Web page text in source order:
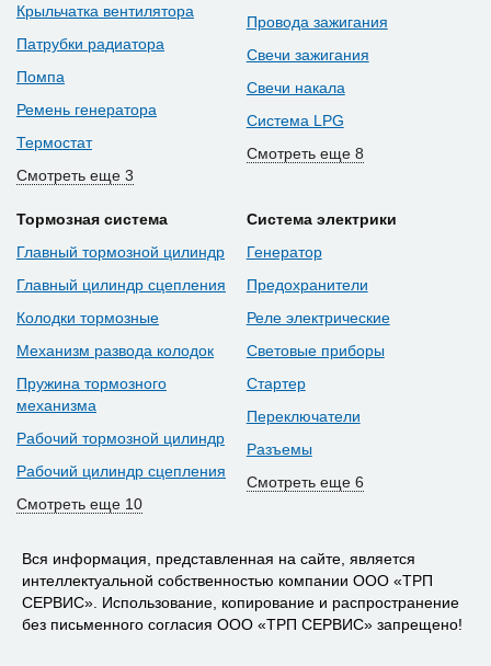
Крыльчатка вентилятора
Патрубки радиатора
Помпа
Ремень генератора
Термостат
Смотреть еще 3
Провода зажигания
Свечи зажигания
Свечи накала
Система LPG
Смотреть еще 8
Тормозная система
Главный тормозной цилиндр
Главный цилиндр сцепления
Колодки тормозные
Механизм развода колодок
Пружина тормозного
механизма
Рабочий тормозной цилиндр
Рабочий цилиндр сцепления
Смотреть еще 10
Система электрики
Генератор
Предохранители
Реле электрические
Световые приборы
Стартер
Переключатели
Разъемы
Смотреть еще 6
Вся информация, представленная на сайте, является
интеллектуальной собственностью компании ООО «ТРП
СЕРВИС». Использование, копирование и распространение
без письменного согласия ООО «ТРП СЕРВИС» запрещено!